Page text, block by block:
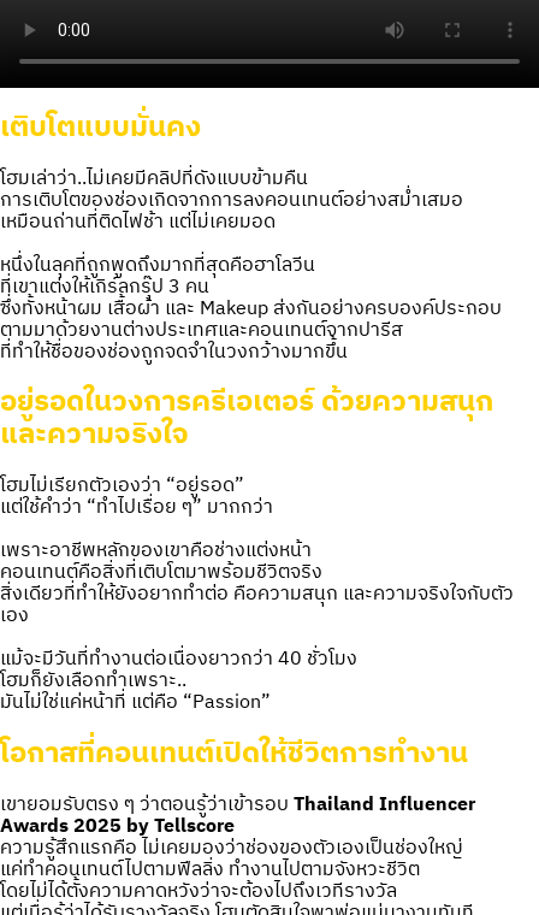
เติบโตแบบมั่นคง
โฮมเล่าว่า..ไม่เคยมีคลิปที่ดังแบบข้ามคืน
การเติบโตของช่องเกิดจากการลงคอนเทนต์อย่างสม่ำเสมอ
เหมือนถ่านที่ติดไฟช้า แต่ไม่เคยมอด
หนึ่งในลุคที่ถูกพูดถึงมากที่สุดคือฮาโลวีน
ที่เขาแต่งให้เกิร์ลกรุ๊ป 3 คน
ซึ่งทั้งหน้าผม เสื้อผ้า และ Makeup ส่งกันอย่างครบองค์ประกอบ
ตามมาด้วยงานต่างประเทศและคอนเทนต์จากปารีส
ที่ทำให้ชื่อของช่องถูกจดจำในวงกว้างมากขึ้น
อยู่รอดในวงการครีเอเตอร์ ด้วยความสนุก
และความจริงใจ
โฮมไม่เรียกตัวเองว่า “อยู่รอด”
แต่ใช้คำว่า “ทำไปเรื่อย ๆ” มากกว่า
เพราะอาชีพหลักของเขาคือช่างแต่งหน้า
คอนเทนต์คือสิ่งที่เติบโตมาพร้อมชีวิตจริง
สิ่งเดียวที่ทำให้ยังอยากทำต่อ คือความสนุก และความจริงใจกับตัว
เอง
แม้จะมีวันที่ทำงานต่อเนื่องยาวกว่า 40 ชั่วโมง
โฮมก็ยังเลือกทำเพราะ..
มันไม่ใช่แค่หน้าที่ แต่คือ “Passion”
โอกาสที่คอนเทนต์เปิดให้ชีวิตการทำงาน
เขายอมรับตรง ๆ ว่าตอนรู้ว่าเข้ารอบThailand Influencer
Awards 2025 by Tellscore
ความรู้สึกแรกคือ ไม่เคยมองว่าช่องของตัวเองเป็นช่องใหญ่
แค่ทำคอนเทนต์ไปตามฟีลลิ่ง ทำงานไปตามจังหวะชีวิต
โดยไม่ได้ตั้งความคาดหวังว่าจะต้องไปถึงเวทีรางวัล